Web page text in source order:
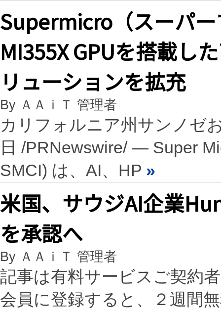
Supermicro（スーパ
MI355X GPUを搭載し
リューションを拡充
By ＡＡｉＴ 管理者
カリフォルニア州サンノゼ
日 /PRNewswire/ — Super
SMCI) は、AI、HP »
米国、サウジAI企業
を承認へ
By ＡＡｉＴ 管理者
記事は有料サービスご契約
会員に登録すると、２週間